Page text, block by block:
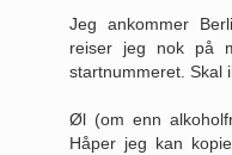
Jeg ankommer
reiser jeg nok på
startnummeret. Skal
Øl (om enn
Håper jeg kan